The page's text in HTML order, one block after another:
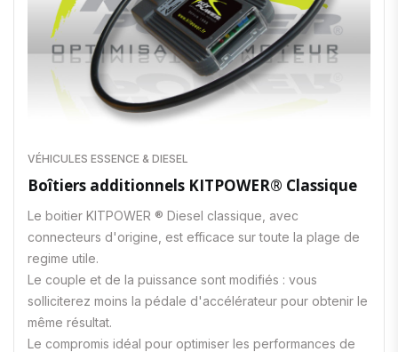
VÉHICULES ESSENCE & DIESEL
Boîtiers additionnels KITPOWER® Classique
Le boitier KITPOWER ® Diesel classique, avec
connecteurs d'origine, est efficace sur toute la plage de
regime utile.
Le couple et de la puissance sont modifiés : vous
solliciterez moins la pédale d'accélérateur pour obtenir le
même résultat.
Le compromis idéal pour optimiser les performances de